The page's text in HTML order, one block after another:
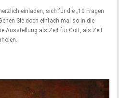
einladen, sich für die „10 Fragen
Sie doch einfach mal so in die
Ausstellung als Zeit für Gott, als Zeit